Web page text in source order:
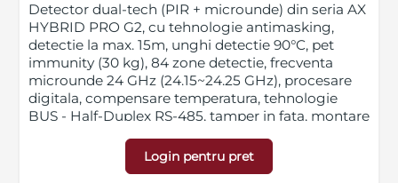
Detector dual-tech (PIR + microunde) din seria AX
HYBRID PRO G2, cu tehnologie antimasking,
detectie la max. 15m, unghi detectie 90°C, pet
immunity (30 kg), 84 zone detectie, frecventa
microunde 24 GHz (24.15~24.25 GHz), procesare
digitala, compensare temperatura, tehnologie
BUS - Half-Duplex RS-485, tamper in fata, montare
inaltime de 1.8-2.4m, culoare alba, alimentare
12VDC, dimensiuni 65.7 x 103.8 x 45.5 mm,
Login pentru pret